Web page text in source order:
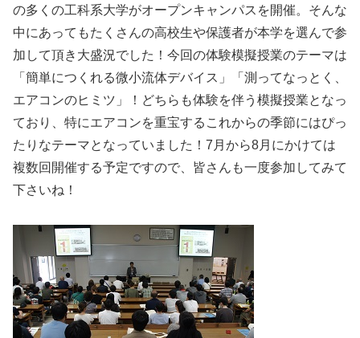
の多くの工科系大学がオープンキャンパスを開催。そんな
中にあってもたくさんの高校生や保護者が本学を選んで参
加して頂き大盛況でした！今回の体験模擬授業のテーマは
「簡単につくれる微小流体デバイス」「測ってなっとく、
エアコンのヒミツ」！どちらも体験を伴う模擬授業となっ
ており、特にエアコンを重宝するこれからの季節にはぴっ
たりなテーマとなっていました！7月から8月にかけては
複数回開催する予定ですので、皆さんも一度参加してみて
下さいね！